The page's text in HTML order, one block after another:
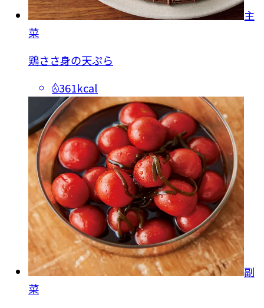
主
菜
鶏ささ身の天ぷら
361kcal
副
菜